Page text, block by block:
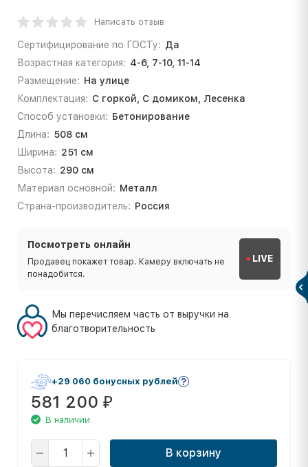
Написать отзыв
Сертифицирование по ГОСТу: Да
Возрастная категория: 4-6, 7-10, 11-14
Размещение: На улице
Комплектация: С горкой, С домиком, Лесенка
Способ установки: Бетонирование
Длина: 508 см
Ширина: 251 см
Высота: 290 см
Материал основной: Металл
Страна-производитель: Россия
Посмотреть онлайн
Продавец покажет товар. Камеру включать не
понадобится.
LIVE
Мы перечисляем часть от выручки на
благотворительность
+29 060 бонусных рублей
581 200 ₽
В наличии
В корзину